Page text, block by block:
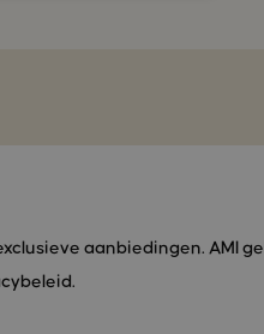
aanbiedingen. AMI